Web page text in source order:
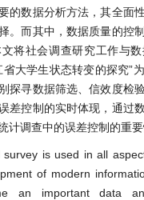
的数据分析方法，其全面
。而其中，数据质量的控
将社会调查研究工作与
大学生状态转变的探究”
探寻数据筛选、信效度检
差控制的实时体现，通过
计调查中的误差控制的重要
survey is used in all
of modern
an important data